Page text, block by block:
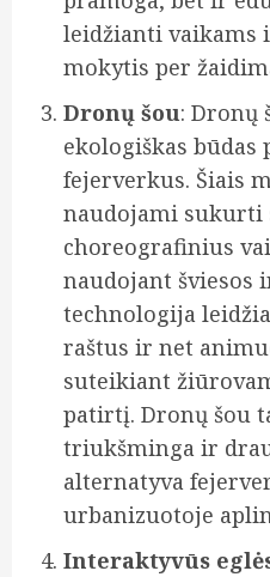
leidžianti vaikams
mokytis per
Dronų šou: Dronų
ekologiškas
fejerverkus. Šiais
naudojami sukurti
choreografinius
naudojant šviesos
technologija
raštus ir net
suteikiant
patirtį. Dronų šou
triukšminga ir
alternatyva
urbanizuotoje
Interaktyvūs